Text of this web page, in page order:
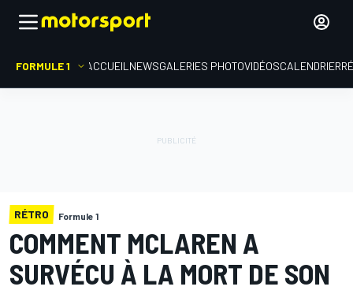
FORMULE 1 ACCUEIL NEWSGALERIES PHOTOVIDÉOSCALENDRIER
RÉTRO Formule 1
COMMENT MCLAREN A
SURVÉCU À LA MORT DE SON